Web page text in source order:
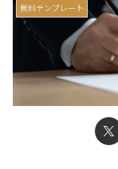
無料テンプレート